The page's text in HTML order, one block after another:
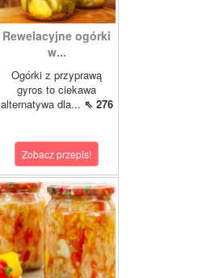
Rewelacyjne ogórki
w...
Ogórki z przyprawą
gyros to ciekawa
alternatywa dla... ⇖ 276
Zobacz przepis!